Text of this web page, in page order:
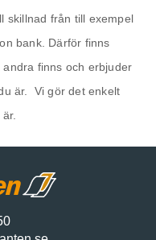
skillnad från till exempel
bank. Därför finns
finns och erbjuder
är. Vi gör det enkelt